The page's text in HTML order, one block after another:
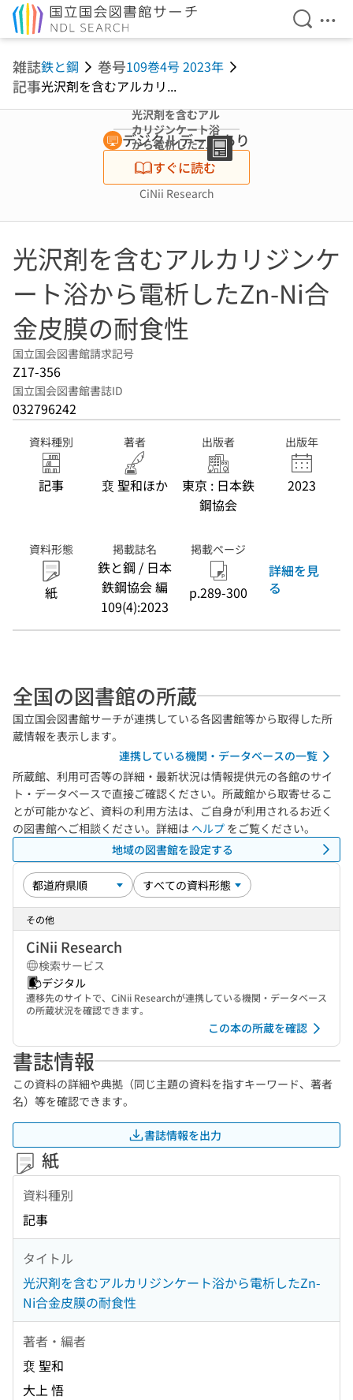
検索を
メ
雑誌鉄と鋼 巻号109巻4号 2023年
記事光沢剤を含むアルカリ...
光沢剤を含むアル
カリジンケート浴
から電析したZn-
Ni合金皮膜の耐食
性
デジタルデータあり
すぐに読む
CiNii Research
光沢剤を含むアルカリジンケ
ート浴から電析したZn-Ni合
金皮膜の耐食性
国立国会図書館請求記号
Z17-356
国立国会図書館書誌ID
032796242
資料種別
記事
著者
裵 聖和ほか
出版者
東京 : 日本鉄
鋼協会
出版年
2023
資料形態
紙
掲載誌名
鉄と鋼 / 日本
鉄鋼協会 編
109(4):2023
掲載ページ
p.289-300
詳細を見
る
全国の図書館の所蔵
国立国会図書館サーチが連携している各図書館等から取得した所
蔵情報を表示します。
連携している機関・データベースの一覧
所蔵館、利用可否等の詳細・最新状況は情報提供元の各館のサイ
ト・データベースで直接ご確認ください。所蔵館から取寄せるこ
とが可能かなど、資料の利用方法は、ご自身が利用されるお近く
の図書館へご相談ください。詳細は ヘルプ をご覧ください。
地域の図書館を設定する
その他
CiNii Research
検索サービス
デジタル
遷移先のサイトで、CiNii Researchが連携している機関・データベース
の所蔵状況を確認できます。
この本の所蔵を確認
書誌情報
この資料の詳細や典拠（同じ主題の資料を指すキーワード、著者
名）等を確認できます。
書誌情報を出力
紙
資料種別
記事
タイトル
光沢剤を含むアルカリジンケート浴から電析したZn-
Ni合金皮膜の耐食性
著者・編者
裵 聖和
大上 悟